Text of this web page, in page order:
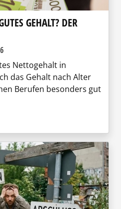
GEHALT? DER
Nettogehalt in
das Gehalt nach Alter
Berufen besonders gut